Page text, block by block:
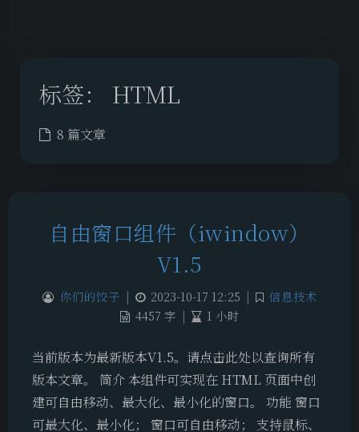
标签： HTML
8 篇文章
自由窗口组件（iwindow）
V1.5
你们的饺子 | 2023-10-17 12:25 |
信息技术
4457 字 | 1 小时
当前版本为最新版本V1.5。请点击此处以查询所有
版本文章。 简介 本组件可实现在 HTML 页面中创
建可自由移动、最大化、最小化的窗口。 功能 窗口
可最大化、最小化； 窗口可自由移动； 支持鼠标、